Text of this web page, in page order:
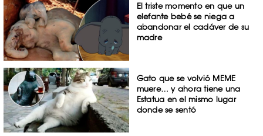
El triste momento en que un
elefante bebé se niega a
abandonar el cadáver de su
madre
Gato que se volvió MEME
muere… y ahora tiene una
Estatua en el mismo lugar
donde se sentó